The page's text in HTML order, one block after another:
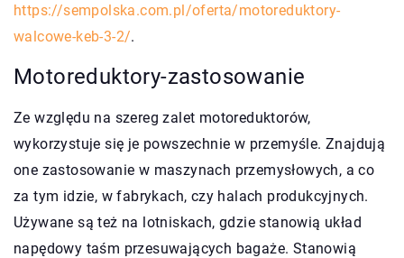
https://sempolska.com.pl/oferta/motoreduktory-
walcowe-keb-3-2/.
Motoreduktory-zastosowanie
Ze względu na szereg zalet motoreduktorów,
wykorzystuje się je powszechnie w przemyśle. Znajdują
one zastosowanie w maszynach przemysłowych, a co
za tym idzie, w fabrykach, czy halach produkcyjnych.
Używane są też na lotniskach, gdzie stanowią układ
napędowy taśm przesuwających bagaże. Stanowią